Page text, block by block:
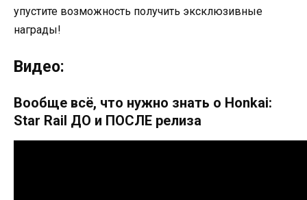
упустите возможность получить эксклюзивные
награды!
Видео:
Вообще всё, что нужно знать о Honkai:
Star Rail ДО и ПОСЛЕ релиза